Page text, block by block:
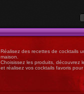
Réalisez des recettes de cocktails
maison.
Choisissez les produits, découvrez
et réalisez vos cocktails favoris